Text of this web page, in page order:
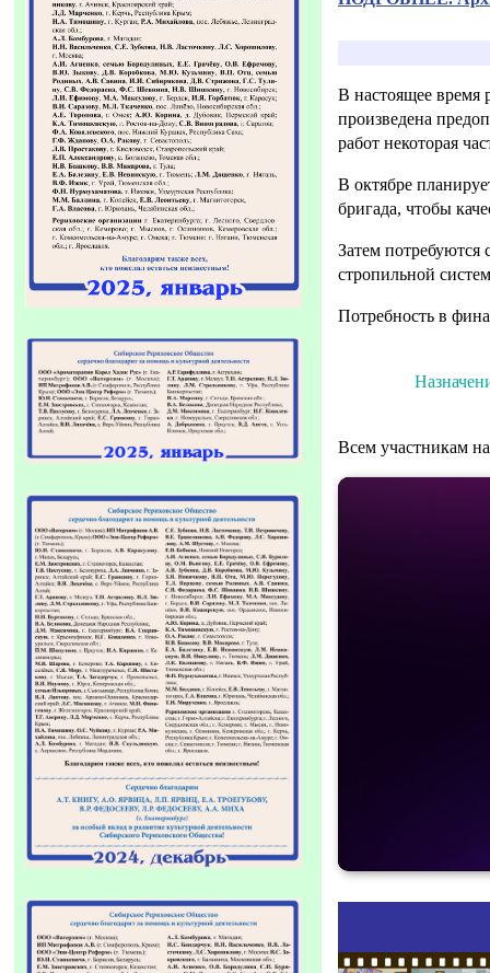
В настоящее время
произведена
работ некоторая
В октябре
бригада, чтобы
Затем
стропильной
Потребность в
Всем участникам